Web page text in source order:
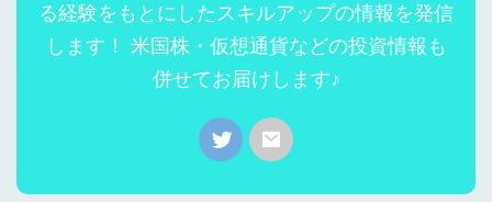
る経験をもとにしたスキルアップの情報を発信
します！ 米国株・仮想通貨などの投資情報も
併せてお届けします♪